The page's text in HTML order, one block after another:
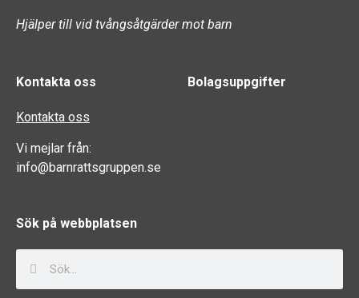
Hjälper till vid tvångsåtgärder mot barn
Kontakta oss
Kontakta oss
Vi mejlar från:
info@barnrattsgruppen.se
Bolagsuppgifter
Sök på webbplatsen